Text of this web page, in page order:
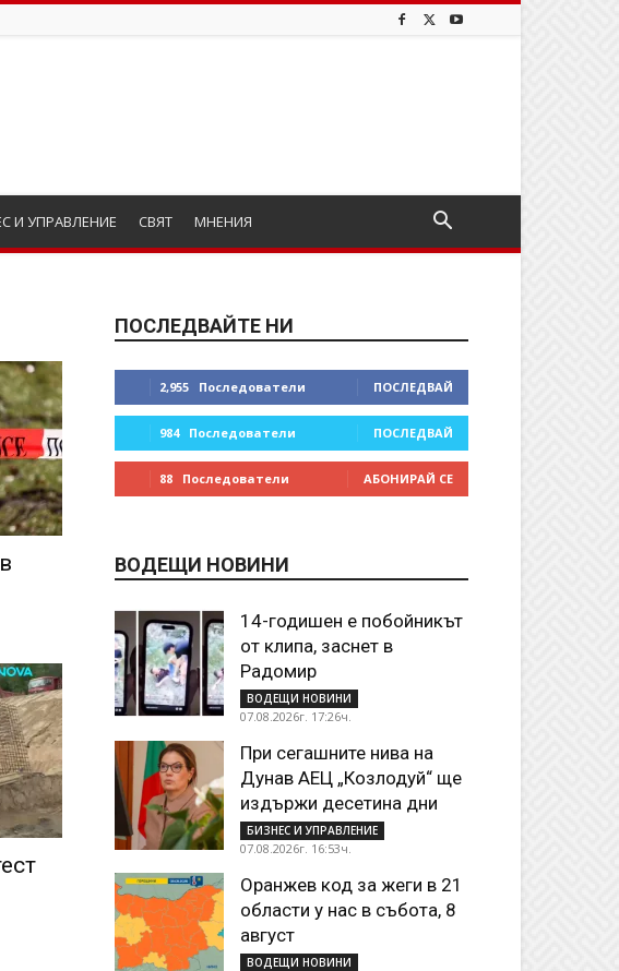
И УПРАВЛЕНИЕ СВЯТ МНЕНИЯ
ПОСЛЕДВАЙТЕ НИ
2,955 Последователи ПОСЛЕДВАЙ
984 Последователи ПОСЛЕДВАЙ
88 Последователи АБОНИРАЙ СЕ
ВОДЕЩИ НОВИНИ
14-годишен е побойникът
от клипа, заснет в
Радомир
ВОДЕЩИ НОВИНИ
07.08.2026г. 17:26ч.
При сегашните нива на
Дунав АЕЦ „Козлодуй“ ще
издържи десетина дни
БИЗНЕС И УПРАВЛЕНИЕ
07.08.2026г. 16:53ч.
Оранжев код за жеги в 21
области у нас в събота, 8
август
ВОДЕЩИ НОВИНИ